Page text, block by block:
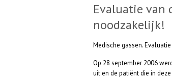
Evaluatie van
noodzakelijk!
Medische gassen.
Op 28 september 2006
uit en de patiënt die in